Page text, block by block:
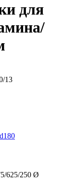
для
13
625/250 Ø